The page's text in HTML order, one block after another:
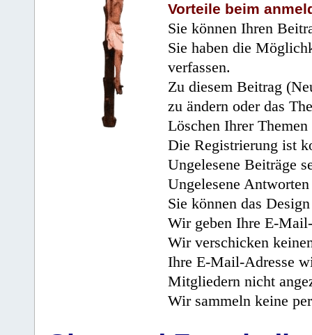
Vorteile beim
Sie können Ihren
Sie haben die
verfassen.
Zu diesem Beitrag
zu ändern oder das
Löschen Ihrer
Die Registrierung ist
Ungelesene Beiträge
Ungelesene
Sie können das
Wir geben Ihre E-
Wir verschicken
Ihre E-Mail-Adresse
Mitgliedern nicht
Wir sammeln keine